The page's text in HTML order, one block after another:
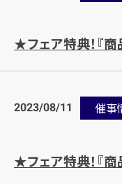
★フェア特典！『商
2023/08/11 催事
★フェア特典！『商